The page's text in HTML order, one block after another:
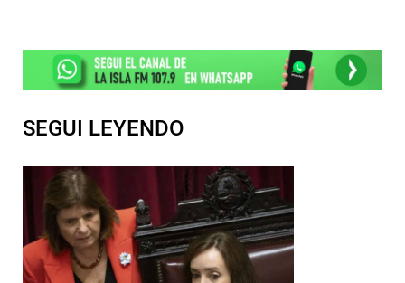
SEGUI LEYENDO